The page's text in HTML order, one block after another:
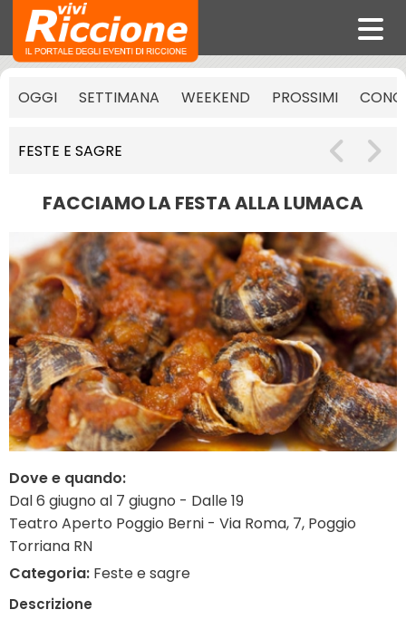
OGGI SETTIMANA WEEKEND PROSSIMI
FESTE E SAGRE
FACCIAMO LA FESTA ALLA LUMACA
Dove e quando:
Dal 6 giugno al 7 giugno - Dalle 19
Teatro Aperto Poggio Berni - Via Roma, 7, Poggio
Torriana RN
Categoria: Feste e sagre
Descrizione